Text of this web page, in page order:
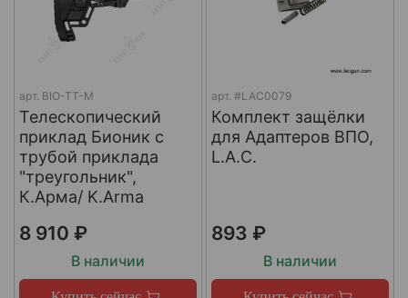
арт. BIO-TT-M
Телескопический
приклад Бионик с
трубой приклада
"треугольник",
К.Арма/ K.Arma
8 910 ₽
В наличии
арт. #LAC0079
Комплект защёлки
для Адаптеров ВПО,
L.A.C.
893 ₽
В наличии